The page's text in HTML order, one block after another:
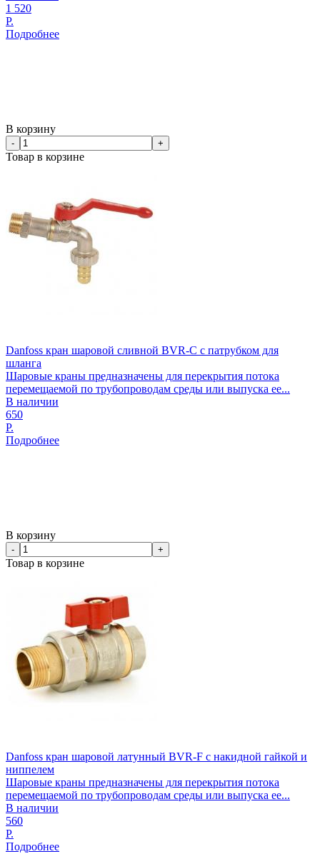
1 520
Р.
Подробнее
В корзину
- +
Товар в корзине
Danfoss кран шаровой сливной BVR-C с патрубком для
шланга
Шаровые краны предназначены для перекрытия потока
перемещаемой по трубопроводам среды или выпуска ее...
В наличии
650
Р.
Подробнее
В корзину
- +
Товар в корзине
Danfoss кран шаровой латунный BVR-F с накидной гайкой и
ниппелем
Шаровые краны предназначены для перекрытия потока
перемещаемой по трубопроводам среды или выпуска ее...
В наличии
560
Р.
Подробнее